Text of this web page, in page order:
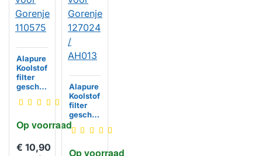
HUISMERK
Op voorraad
Alapure
Koolstof
filter
geschik
Gorenje
€ 10,90 Op voorraad
Alapure
Koolstof
filter
geschik
t voor
Gorenje
/ AH013